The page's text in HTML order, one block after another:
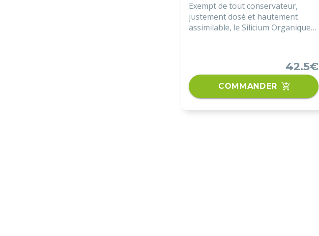
Exempt de tout conservateur,
justement dosé et hautement
assimilable, le Silicium Organique
42.5€
COMMANDER